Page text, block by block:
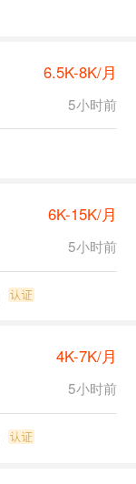
6.5K-8K/月
5小时前
6K-15K/月
5小时前
4K-7K/月
5小时前